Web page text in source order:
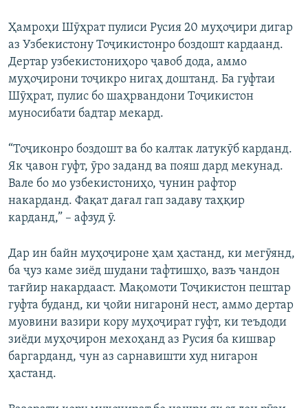
Ҳамроҳи Шӯҳрат пулиси Русия 20 муҳоҷири дигар
аз Узбекистону Тоҷикистонро боздошт кардаанд.
Дертар узбекистониҳоро ҷавоб дода, аммо
муҳоҷирони тоҷикро нигаҳ доштанд. Ба гуфтаи
Шӯҳрат, пулис бо шаҳрвандони Тоҷикистон
муносибати бадтар мекард.
“Тоҷиконро боздошт ва бо калтак латукӯб карданд.
Як ҷавон гуфт, ӯро заданд ва пояш дард мекунад.
Вале бо мо узбекистониҳо, чунин рафтор
накарданд. Фақат дағал гап задаву таҳқир
карданд,” – афзуд ӯ.
Дар ин байн муҳоҷироне ҳам ҳастанд, ки мегӯянд,
ба ҷуз каме зиёд шудани тафтишҳо, вазъ чандон
тағйир накардааст. Мақомоти Тоҷикистон пештар
гуфта буданд, ки ҷойи нигаронӣ нест, аммо дертар
муовини вазири кору муҳоҷират гуфт, ки теъдоди
зиёди муҳоҷирон мехоҳанд аз Русия ба кишвар
баргарданд, чун аз сарнавишти худ нигарон
ҳастанд.